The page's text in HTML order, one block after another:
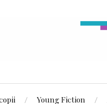
Young Fiction